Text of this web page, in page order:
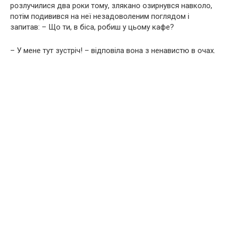
розлучилися два роки тому, злякано озирнувся навколо,
потім подивився на неї незадоволеним поглядом і
запитав: – Що ти, в біса, робиш у цьому кафе?
– У мене тут зустріч! – відповіла вона з ненавистю в очах.